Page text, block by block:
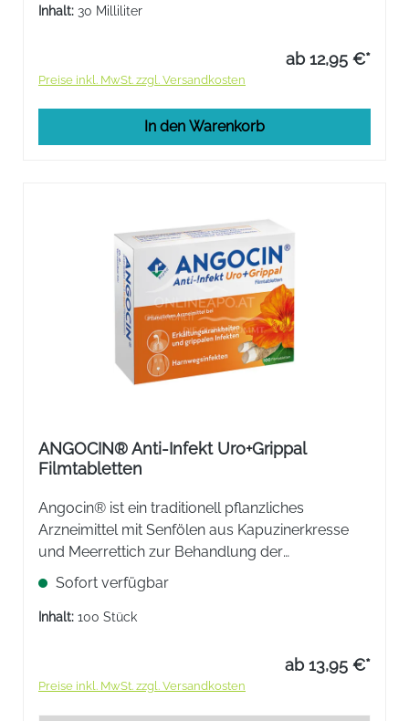
Inhalt: 30 Milliliter
ab 12,95 €*
Preise inkl. MwSt. zzgl. Versandkosten
In den Warenkorb
ANGOCIN® Anti-Infekt Uro+Grippal
Filmtabletten
Angocin® ist ein traditionell pflanzliches
Arzneimittel mit Senfölen aus Kapuzinerkresse
und Meerrettich zur Behandlung der
Beschwerden bei Erkältungskrankheiten,
grippalen Infekten und bei unkomplizierten
Infektionen der unteren Harnwege (Zystitis).
Sofort verfügbar
Inhalt: 100 Stück
ab 13,95 €*
Preise inkl. MwSt. zzgl. Versandkosten